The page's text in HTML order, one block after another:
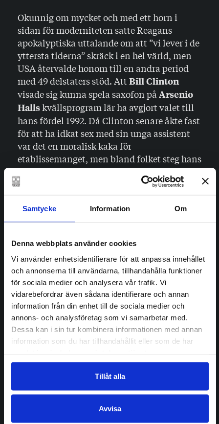
Samtycke Information Om
Denna webbplats använder cookies
Vi använder enhetsidentifierare för att anpassa innehållet
och annonserna till användarna, tillhandahålla funktioner
för sociala medier och analysera vår trafik. Vi
vidarebefordrar även sådana identifierare och annan
information från din enhet till de sociala medier och
annons- och analysföretag som vi samarbetar med.
Dessa kan i sin tur kombinera informationen med annan
information som du har tillhandahållit eller som de har
Tillåt alla
Avvisa
Okunnig om mycket och med ett horn i
sidan för moderniteten satte Reagans
apokalyptiska uttalande om att ”vi lever i de
yttersta tiderna” skräck i en hel värld, men
USA återvalde honom till en andra period
med 49 delstaters stöd. AttBill Clinton
visade sig kunna spela saxofon på Arsenio
Hallskvällsprogram lär ha avgjort valet till
hans fördel 1992. Då Clinton senare åkte fast
för att ha idkat sex med sin unga assistent
var det en moralisk kaka för
etablissemanget, men bland folket steg hans
understöd plötsligt märkbart. Och vad tror
ni skulle ha hänt ifall
för Österrike, och kunnat ställa upp som
presidentkandidat? Nu kom han ändå så
Kalifornien.
V ilket är då Joe Bidens
underhållningsvärde? Inte
högt, är jag rädd. Förutom de
ikoniska pilotbrillorna, några
garanterade grodor ochsenior
moments, och ett par retoriska – ibland
utmana dyngspridaren Trump med om den
nöjesberoende väljarkårens uppmärksamhet
coronapandemin och den påföljande